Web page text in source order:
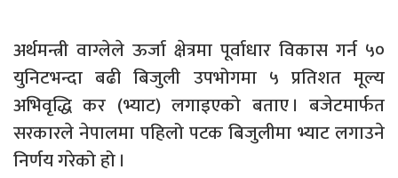
अर्थमन्त्री वाग्लेले ऊर्जा क्षेत्रमा पूर्वाधार विकास गर्न ५०
युनिटभन्दा बढी बिजुली उपभोगमा ५ प्रतिशत मूल्य
अभिवृद्धि कर (भ्याट) लगाइएको बताए । बजेटमार्फत
सरकारले नेपालमा पहिलो पटक बिजुलीमा भ्याट लगाउने
निर्णय गरेको हो ।